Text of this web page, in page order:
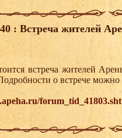
: Встреча жителей
встреча жителей
о встрече можно